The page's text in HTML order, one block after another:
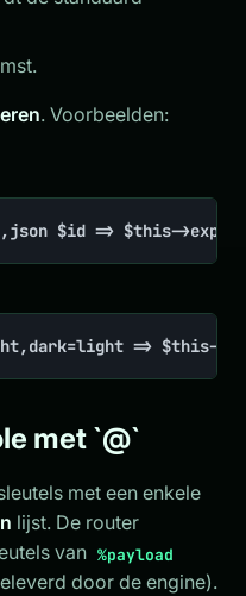
. Voorbeelden:
$id => $this-
=> $this-
met `@`
met een enkele
lijst. De router
van %payload
door de engine).